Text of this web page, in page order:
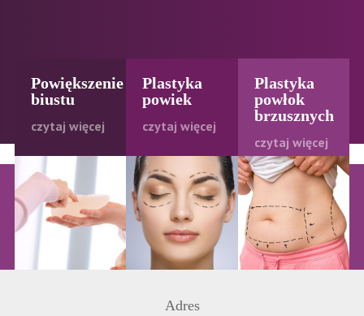
Powiększenie
biustu
czytaj więcej
Plastyka
powiek
czytaj więcej
Plastyka
powłok
brzusznych
czytaj więcej
Adres